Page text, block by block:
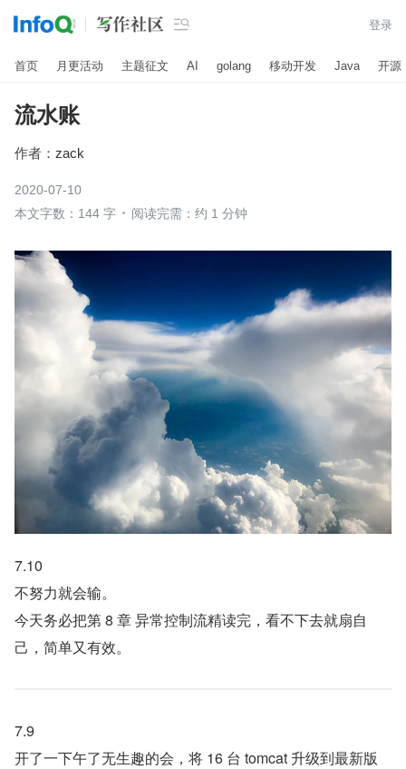
 登录
首页 月更活动 主题征文 AI golang 移动开发 Java 开源
流水账
作者： zack
2020-07-10
本文字数：144 字
阅读完需：约 1 分钟
7.10
不努力就会输。
今天务必把第 8 章 异常控制流精读完，看不下去就扇自
己，简单又有效。
7.9
开了一下午了无生趣的会，将 16 台 tomcat 升级到最新版